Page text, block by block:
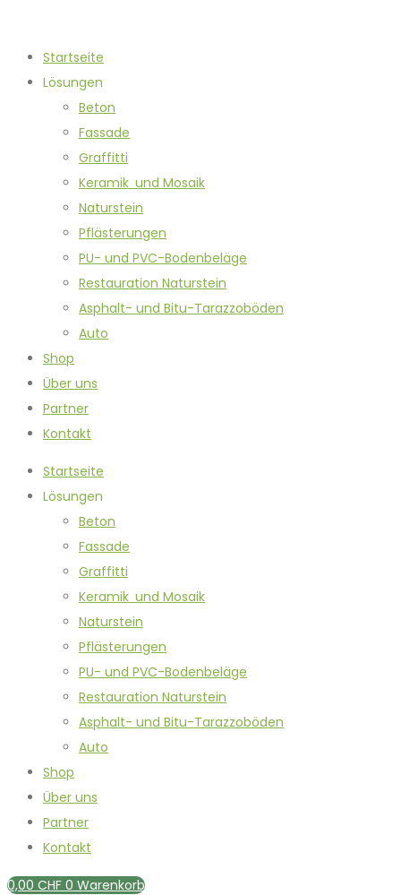
Startseite
Lösungen
Beton
Fassade
Graffitti
Keramik und Mosaik
Naturstein
Pflästerungen
PU- und PVC-Bodenbeläge
Restauration Naturstein
Asphalt- und Bitu-Tarazzoböden
Auto
Shop
Über uns
Partner
Kontakt
Startseite
Lösungen
Beton
Fassade
Graffitti
Keramik und Mosaik
Naturstein
Pflästerungen
PU- und PVC-Bodenbeläge
Restauration Naturstein
Asphalt- und Bitu-Tarazzoböden
Auto
Shop
Über uns
Partner
Kontakt
0,00 CHF 0 Warenkorb